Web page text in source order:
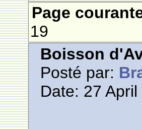
Page
19
Boisson
Posté par:
Date: 27